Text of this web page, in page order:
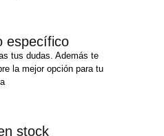
específico
tus dudas. Además te
la mejor opción para tu
stock